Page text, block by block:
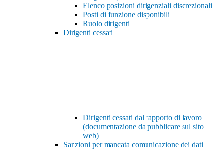
Elenco posizioni dirigenziali discrezionali
Posti di funzione disponibili
Ruolo dirigenti
Dirigenti cessati
Dirigenti cessati dal rapporto di lavoro
(documentazione da pubblicare sul sito
web)
Sanzioni per mancata comunicazione dei dati